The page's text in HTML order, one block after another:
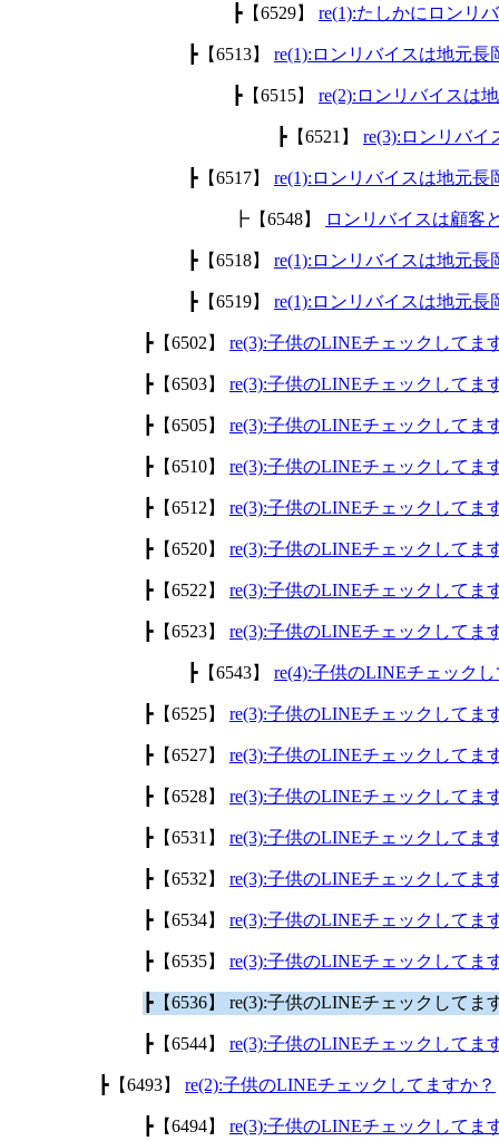
┣【6529】 re(1):たしかにロンリ
┣【6513】 re(1):ロンリバイスは地元
┣【6515】 re(2):ロンリバイスは
┣【6521】 re(3):ロンリバ
┣【6517】 re(1):ロンリバイスは地元
┣【6548】 ロンリバイスは顧客
┣【6518】 re(1):ロンリバイスは地元
┣【6519】 re(1):ロンリバイスは地元
┣【6502】 re(3):子供のLINEチェックしてま
┣【6503】 re(3):子供のLINEチェックしてま
┣【6505】 re(3):子供のLINEチェックしてま
┣【6510】 re(3):子供のLINEチェックしてま
┣【6512】 re(3):子供のLINEチェックしてま
┣【6520】 re(3):子供のLINEチェックしてま
┣【6522】 re(3):子供のLINEチェックしてま
┣【6523】 re(3):子供のLINEチェックしてま
┣【6543】 re(4):子供のLINEチェック
┣【6525】 re(3):子供のLINEチェックしてま
┣【6527】 re(3):子供のLINEチェックしてま
┣【6528】 re(3):子供のLINEチェックしてま
┣【6531】 re(3):子供のLINEチェックしてま
┣【6532】 re(3):子供のLINEチェックしてま
┣【6534】 re(3):子供のLINEチェックしてま
┣【6535】 re(3):子供のLINEチェックしてま
┣【6536】 re(3):子供のLINEチェックしてま
┣【6544】 re(3):子供のLINEチェックしてま
┣【6493】 re(2):子供のLINEチェックしてますか？
┣【6494】 re(3):子供のLINEチェックしてま